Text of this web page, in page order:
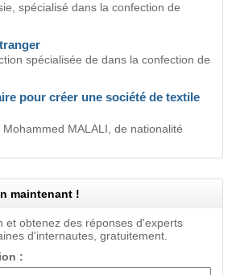
spécialisé dans la confection de
spécialisée de dans la confection de
pour créer une société de textile
MALALI, de nationalité
maintenant !
et obtenez des réponses d'experts
d'internautes, gratuitement.
: